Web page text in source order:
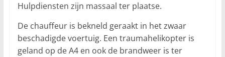
Hulpdiensten zijn massaal ter plaatse.
De chauffeur is bekneld geraakt in het zwaar
beschadigde voertuig. Een traumahelikopter is
geland op de A4 en ook de brandweer is ter